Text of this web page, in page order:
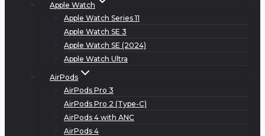
Apple Watch
Apple Watch Series 11
Apple Watch SE 3
Apple Watch SE (2024)
Apple Watch Ultra
AirPods
AirPods Pro 3
AirPods Pro 2 (Type-C)
AirPods 4 with ANC
AirPods 4